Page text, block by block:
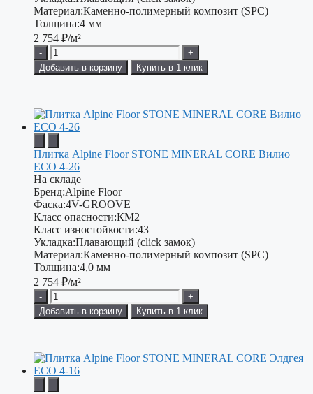
Материал:Каменно-полимерный композит (SPC)
Толщина:4 мм
2 754 ₽/м²
-
+
Добавить в корзину
Купить в 1 клик
Плитка Alpine Floor STONE MINERAL CORE Вилио
ЕСО 4-26
На складе
Бренд:Alpine Floor
Фаска:4V-GROOVE
Класс опасности:КМ2
Класс изностойкости:43
Укладка:Плавающий (click замок)
Материал:Каменно-полимерный композит (SPC)
Толщина:4,0 мм
2 754 ₽/м²
-
+
Добавить в корзину
Купить в 1 клик